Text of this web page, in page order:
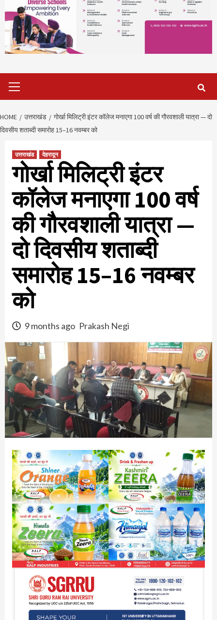
Menu
HOME उत्तराखंड
गोर्खा मिलिट्री इंटर कॉलेज मनाएगा 100 वर्ष की गौरवशाली यात्रा — दो
दिवसीय शताब्दी समारोह 15–16 नवम्बर को
उत्तराखंड देहरादून
गोर्खा मिलिट्री इंटर
कॉलेज मनाएगा 100 वर्ष
की गौरवशाली यात्रा —
दो दिवसीय शताब्दी
समारोह 15–16 नवम्बर
को
9 months ago Prakash Negi